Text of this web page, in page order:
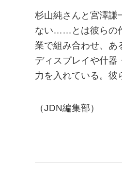
杉山純さんと宮澤謙
ない……とは彼らの
業で組み合わせ、あ
ディスプレイや什器
力を入れている。彼
（JDN編集部）